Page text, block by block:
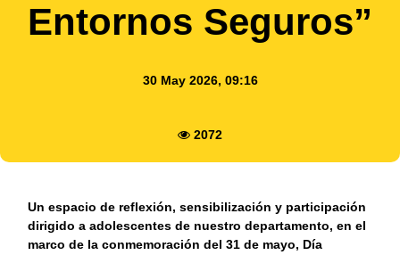
Entornos Seguros”
30 May 2026, 09:16
2072
Un espacio de reflexión, sensibilización y participación
dirigido a adolescentes de nuestro departamento, en el
marco de la conmemoración del 31 de mayo, Día